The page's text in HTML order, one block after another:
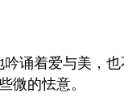
诵着爱与美，
微的怯意。